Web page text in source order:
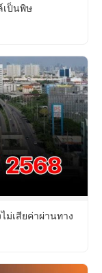
เป็นพิษ
ม่เสียค่าผ่านทาง